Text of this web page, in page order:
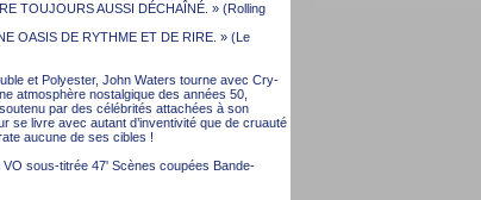
TOUJOURS AUSSI DÉCHAÎNÉ. » (Rolling
OASIS DE RYTHME ET DE RIRE. » (Le
et Polyester, John Waters tourne avec Cry-
atmosphère nostalgique des années 50,
par des célébrités attachées à son
se livre avec autant d’inventivité que de cruauté
aucune de ses cibles !
sous-titrée 47' Scènes coupées Bande-